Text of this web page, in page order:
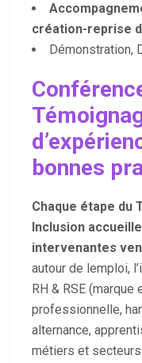
création-reprise
Démonstration,
bonnes
Chaque étape du
Inclusion
intervenantes
autour de lemploi,
RH & RSE
professionnelle,
alternance,
métiers et